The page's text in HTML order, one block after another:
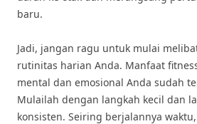
baru.
Jadi, jangan ragu untuk mulai
rutinitas harian Anda. Manfaat
mental dan emosional Anda sudah
Mulailah dengan langkah kecil dan
konsisten. Seiring berjalannya